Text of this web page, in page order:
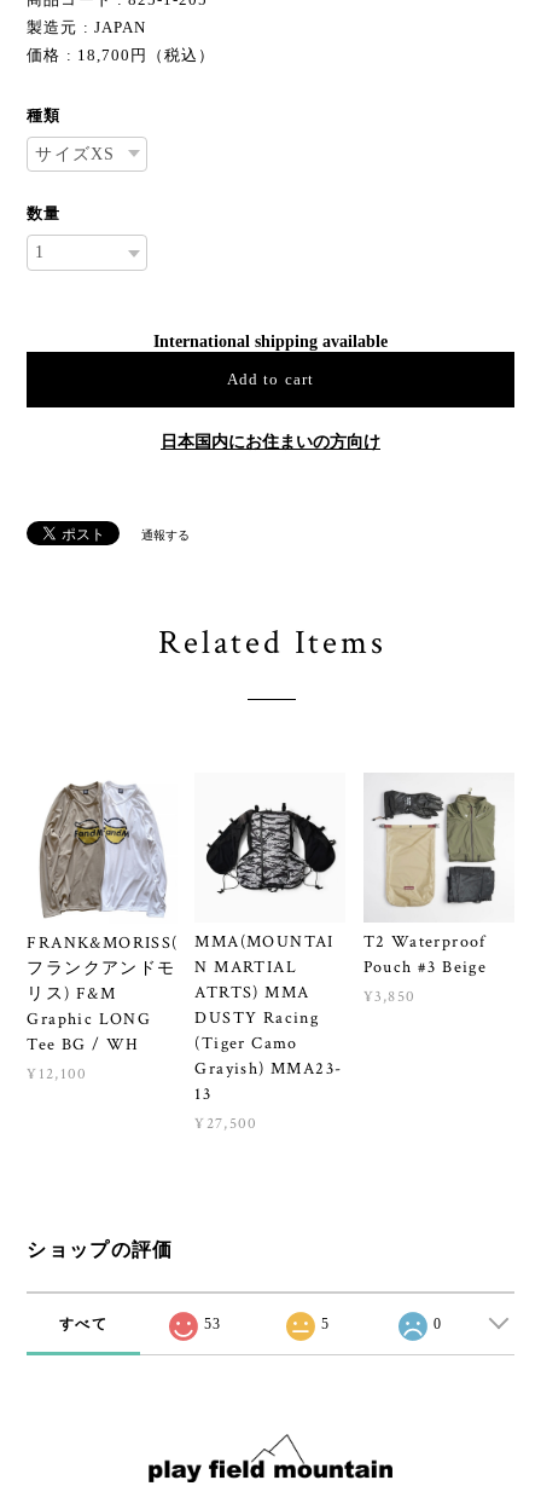
製造元 : JAPAN
価格 : 18,700円（税込）
種類
数量
International shipping available
Add to cart
日本国内にお住まいの方向け
通報する
Related Items
FRANK&MORISS(
フランクアンドモ
リス) F&M
Graphic LONG
Tee BG / WH
¥12,100
MMA(MOUNTAI
N MARTIAL
ATRTS) MMA
DUSTY Racing
(Tiger Camo
Grayish) MMA23-
13
¥27,500
T2 Waterproof
Pouch #3 Beige
¥3,850
ショップの評価
すべて 53 5 0